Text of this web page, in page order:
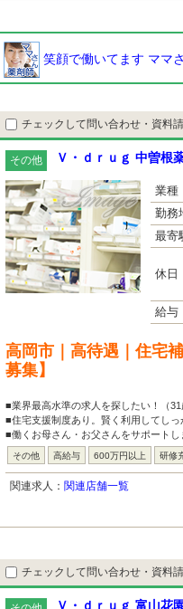
笑顔で働いてます ママ
チェックして問い合わせ・資料
その他 Ｖ・ｄｒｕｇ 中曽根
業種
勤務
最寄
休日
給与
高岡市｜高待遇｜住宅
募集】
■業界最高水準の求人を探したい！（31
■住宅支援制度あり。賢く利用してしっ
■働くお母さん・お父さんをサポートし
その他 高給与 600万円以上 研修
関連求人： 関連店舗一覧
チェックして問い合わせ・資料
Ｖ・ｄｒｕｇ 富山花